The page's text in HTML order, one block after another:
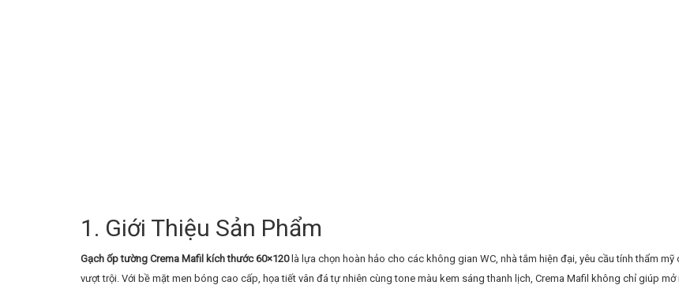
1. Giới Thiệu Sản Phẩm
Gạch ốp tường Crema Mafil kích thước 60×120là lựa chọn hoàn hảo cho các không gian WC, nhà tắm hiện đại, yêu cầu tính thẩm mỹ
vượt trội. Với bề mặt men bóng cao cấp, họa tiết vân đá tự nhiên cùng tone màu kem sáng thanh lịch, Crema Mafil không chỉ giúp